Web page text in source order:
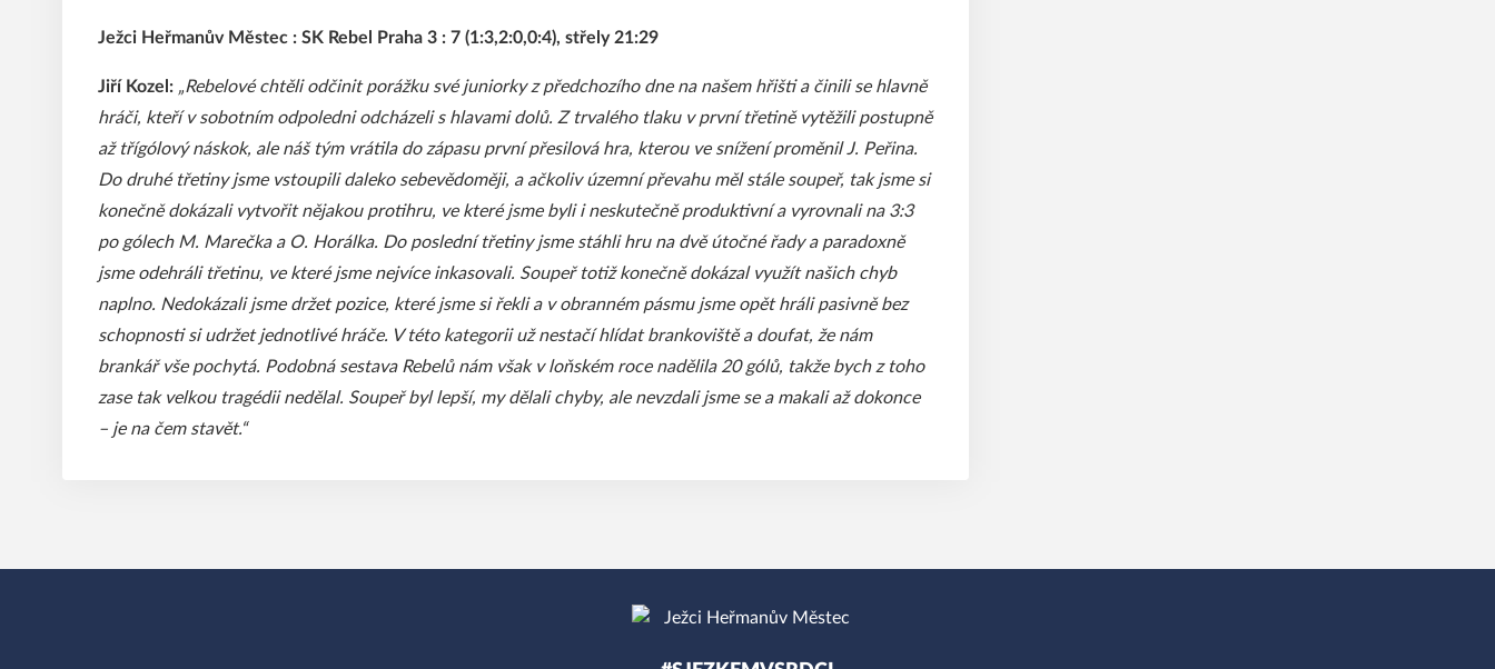
Ježci Heřmanův Městec : SK Rebel Praha 3 : 7 (1:3,2:0,0:4), střely 21:29
Jiří Kozel: „Rebelové chtěli odčinit porážku své juniorky z předchozího dne na našem hřišti a činili se hlavně
hráči, kteří v sobotním odpoledni odcházeli s hlavami dolů. Z trvalého tlaku v první třetině vytěžili postupně
až třígólový náskok, ale náš tým vrátila do zápasu první přesilová hra, kterou ve snížení proměnil J. Peřina.
Do druhé třetiny jsme vstoupili daleko sebevědoměji, a ačkoliv územní převahu měl stále soupeř, tak jsme si
konečně dokázali vytvořit nějakou protihru, ve které jsme byli i neskutečně produktivní a vyrovnali na 3:3
po gólech M. Marečka a O. Horálka. Do poslední třetiny jsme stáhli hru na dvě útočné řady a paradoxně
jsme odehráli třetinu, ve které jsme nejvíce inkasovali. Soupeř totiž konečně dokázal využít našich chyb
naplno. Nedokázali jsme držet pozice, které jsme si řekli a v obranném pásmu jsme opět hráli pasivně bez
schopnosti si udržet jednotlivé hráče. V této kategorii už nestačí hlídat brankoviště a doufat, že nám
brankář vše pochytá. Podobná sestava Rebelů nám však v loňském roce nadělila 20 gólů, takže bych z toho
zase tak velkou tragédii nedělal. Soupeř byl lepší, my dělali chyby, ale nevzdali jsme se a makali až dokonce
– je na čem stavět.“